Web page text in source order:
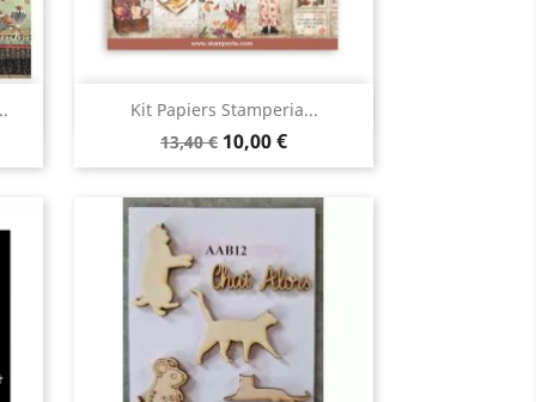
Kit Papiers Stamperia...
13,40 € 10,00 €
Aperçu rapide